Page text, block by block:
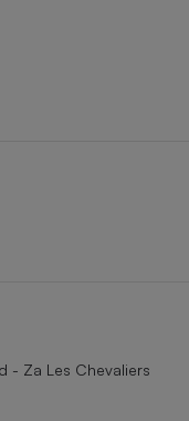
- Za Les Chevaliers